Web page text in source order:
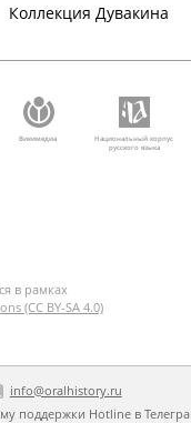
Коллекция Дувакина
Викимедиа
Национальный корпус
русского языка
в рамках
(CC BY-SA 4.0)
info@oralhistory.ru
поддержки Hotline в